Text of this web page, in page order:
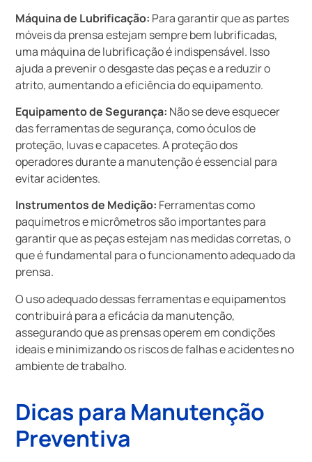
Máquina de Lubrificação: Para garantir que as partes
móveis da prensa estejam sempre bem lubrificadas,
uma máquina de lubrificação é indispensável. Isso
ajuda a prevenir o desgaste das peças e a reduzir o
atrito, aumentando a eficiência do equipamento.
Equipamento de Segurança: Não se deve esquecer
das ferramentas de segurança, como óculos de
proteção, luvas e capacetes. A proteção dos
operadores durante a manutenção é essencial para
evitar acidentes.
Instrumentos de Medição: Ferramentas como
paquímetros e micrômetros são importantes para
garantir que as peças estejam nas medidas corretas, o
que é fundamental para o funcionamento adequado da
prensa.
O uso adequado dessas ferramentas e equipamentos
contribuirá para a eficácia da manutenção,
assegurando que as prensas operem em condições
ideais e minimizando os riscos de falhas e acidentes no
ambiente de trabalho.
Dicas para Manutenção
Preventiva